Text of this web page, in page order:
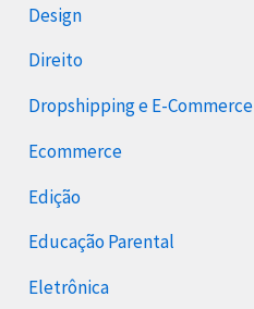
Design
Direito
Dropshipping e E-Commerce
Ecommerce
Edição
Educação Parental
Eletrônica